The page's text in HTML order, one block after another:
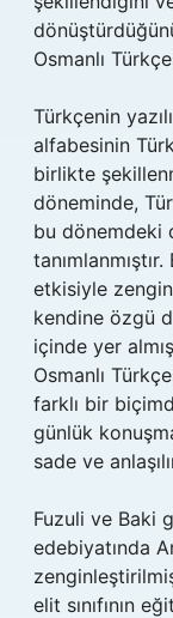
Osmanlı
Türkçenin
alfabesinin
birlikte
döneminde,
bu dönemdeki
etkisiyle
kendine özgü
içinde yer
Osmanlı
farklı bir
günlük
sade ve
Fuzuli ve Baki
edebiyatında
elit sınıfının